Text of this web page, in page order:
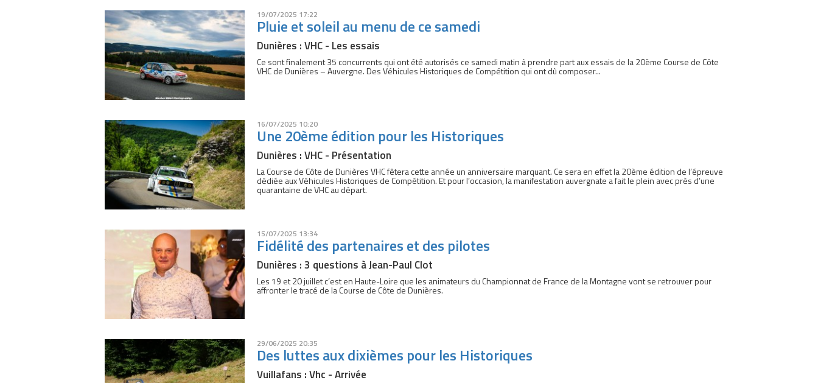
19/07/2025 17:22
Pluie et soleil au menu de ce samedi
Dunières : VHC - Les essais
Ce sont finalement 35 concurrents qui ont été autorisés ce samedi matin à prendre part aux essais de la 20ème Course de Côte
VHC de Dunières – Auvergne. Des Véhicules Historiques de Compétition qui ont dû composer...
16/07/2025 10:20
Une 20ème édition pour les Historiques
Dunières : VHC - Présentation
La Course de Côte de Dunières VHC fêtera cette année un anniversaire marquant. Ce sera en effet la 20ème édition de l’épreuve
dédiée aux Véhicules Historiques de Compétition. Et pour l’occasion, la manifestation auvergnate a fait le plein avec près d’une
quarantaine de VHC au départ.
15/07/2025 13:34
Fidélité des partenaires et des pilotes
Dunières : 3 questions à Jean-Paul Clot
Les 19 et 20 juillet c’est en Haute-Loire que les animateurs du Championnat de France de la Montagne vont se retrouver pour
affronter le tracé de la Course de Côte de Dunières.
29/06/2025 20:35
Des luttes aux dixièmes pour les Historiques
Vuillafans : Vhc - Arrivée